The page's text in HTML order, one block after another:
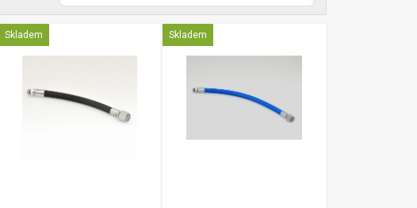
Skladem Skladem